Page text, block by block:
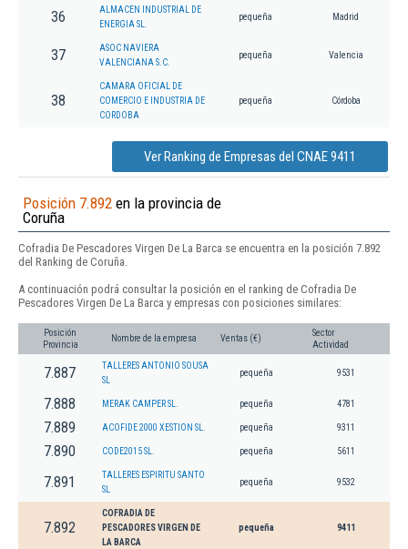
36
ALMACEN INDUSTRIAL DE
ENERGIA SL.
pequeña Madrid
37
ASOC NAVIERA
VALENCIANA S.C.
pequeña Valencia
38
CAMARA OFICIAL DE
COMERCIO E INDUSTRIA DE
CORDOBA
pequeña Córdoba
Ver Ranking de Empresas del CNAE 9411
Posición 7.892 en la provincia de
Coruña
Cofradia De Pescadores Virgen De La Barca se encuentra en la posición 7.892
del Ranking de Coruña.
A continuación podrá consultar la posición en el ranking de Cofradia De
Pescadores Virgen De La Barca y empresas con posiciones similares:
Posición
Provincia
Nombre de la empresa Ventas (€)
Sector
Actividad
7.887
TALLERES ANTONIO SOUSA
SL
pequeña 9531
7.888 MERAK CAMPER SL. pequeña 4781
7.889 ACOFIDE 2000 XESTION SL. pequeña 9311
7.890 CODE2015 SL. pequeña 5611
7.891
TALLERES ESPIRITU SANTO
SL
pequeña 9532
7.892
COFRADIA DE
PESCADORES VIRGEN DE
LA BARCA
pequeña 9411